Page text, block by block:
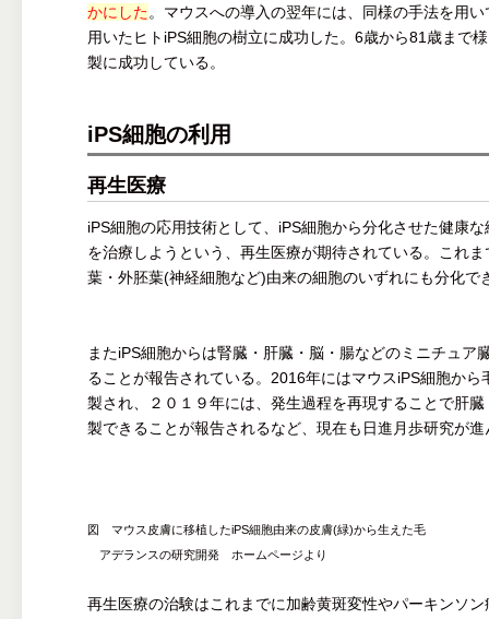
かにした。マウスへの導入の翌年には、同様の手法を用
用いたヒトiPS細胞の樹立に成功した。6歳から81歳まで
製に成功している。
iPS細胞の利用
再生医療
iPS細胞の応用技術として、iPS細胞から分化させた健康
を治療しようという、再生医療が期待されている。これ
葉・外胚葉(神経細胞など)由来の細胞のいずれにも分化で
またiPS細胞からは腎臓・肝臓・脳・腸などのミニチュア
ることが報告されている。2016年にはマウスiPS細胞か
製され、２０１９年には、発生過程を再現することで肝
製できることが報告されるなど、現在も日進月歩研究が進
図 マウス皮膚に移植したiPS細胞由来の皮膚(緑)から生えた毛
アデランスの研究開発 ホームページより
再生医療の治験はこれまでに加齢黄斑変性やパーキンソ